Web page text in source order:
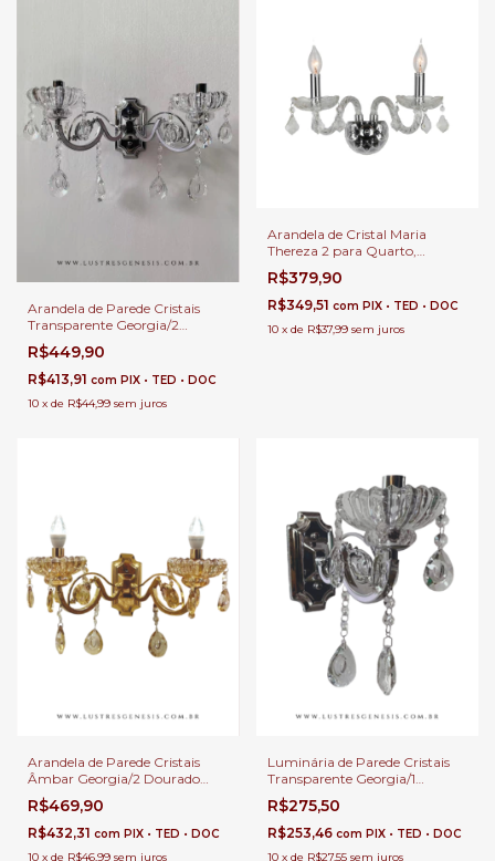
Arandela de Parede Cristais
Transparente Georgia/2
Cromado para Quarto,
Cabeceira de Cama, Lavabo e
Quarto Infantil - Sindora •
DCB00405-2
R$449,90
R$413,91 com PIX • TED • DOC
10 x de R$44,99 sem juros
Arandela de Cristal Maria
Thereza 2 para Quarto,
Cabeceira de Cama, Lavabo e
Quarto Infantil
R$379,90
R$349,51 com PIX • TED • DOC
10 x de R$37,99 sem juros
Arandela de Parede Cristais
Âmbar Georgia/2 Dourado
para Quarto, Cabeceira de
Cama, Lavabo e Quarto
Infantil - Sindora • DCB00409-
2W
R$469,90
R$432,31 com PIX • TED • DOC
10 x de R$46,99 sem juros
Luminária de Parede Cristais
Transparente Georgia/1
Cromado para Quarto,
Cabeceira de Cama, Lavabo e
Quarto Infantil - Sindora •
DCB00405-1
R$275,50
R$253,46 com PIX • TED • DOC
10 x de R$27,55 sem juros